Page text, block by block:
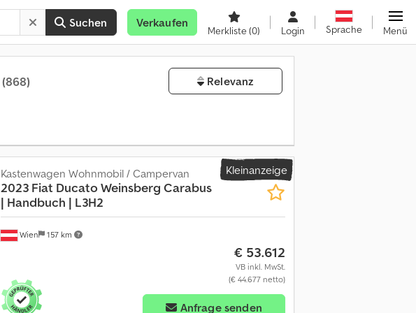
Suchen Verkaufen
Merkliste(0) Login Sprache Menü
(868) Relevanz
Kleinanzeige
Wien 157 km
Kastenwagen Wohnmobil / Campervan
2023 Fiat Ducato Weinsberg Carabus
| Handbuch | L3H2
€ 53.612
VB inkl. MwSt.
(€ 44.677 netto)
Anfrage senden